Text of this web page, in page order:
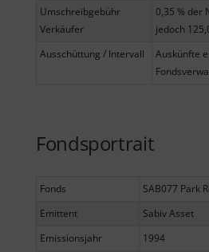
Umschreibgebühr
Verkäufer
0,35 % der
jedoch
Ausschüttung / Intervall
Auskünfte
Fondsportrait
Fonds
SAB077 Park
Emittent
Sabiv Asset
Emissionsjahr
1994